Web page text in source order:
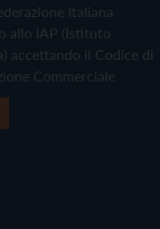
Italiana
allo IAP (Istituto
accettando il Codice di
Commerciale